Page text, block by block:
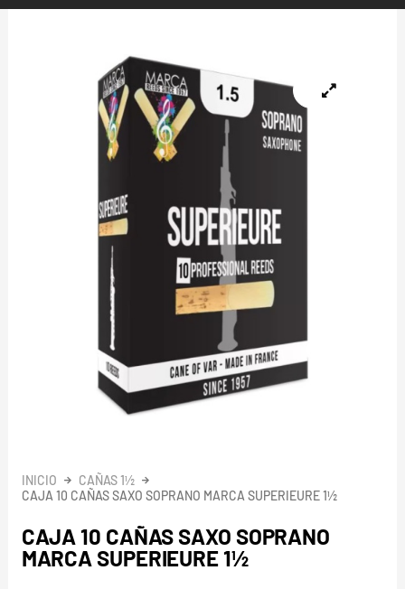
INICIO
CAÑAS 1½
CAJA 10 CAÑAS SAXO SOPRANO MARCA SUPERIEURE 1½
CAJA 10 CAÑAS SAXO SOPRANO
MARCA SUPERIEURE 1½